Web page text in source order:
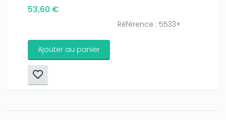
53,60 €
Référence : 5533+
Ajouter au panier